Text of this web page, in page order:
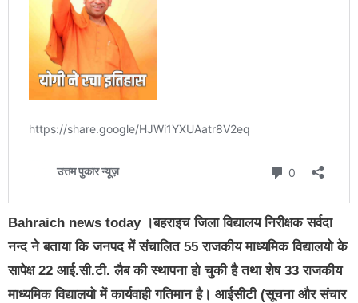
Bahraich news today ।बहराइच जिला विद्यालय निरीक्षक सर्वदा
नन्द ने बताया कि जनपद में संचालित 55 राजकीय माध्यमिक विद्यालयो के
सापेक्ष 22 आई.सी.टी. लैब की स्थापना हो चुकी है तथा शेष 33 राजकीय
माध्यमिक विद्यालयो में कार्यवाही गतिमान है। आईसीटी (सूचना और संचार